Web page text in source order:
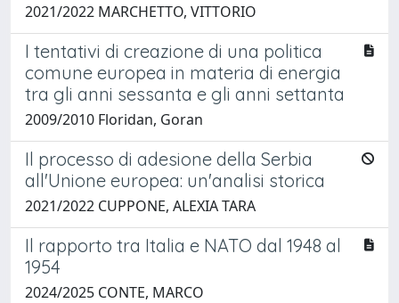
2021/2022 MARCHETTO, VITTORIO
I tentativi di creazione di una politica
comune europea in materia di energia
tra gli anni sessanta e gli anni settanta
2009/2010 Floridan, Goran
Il processo di adesione della Serbia
all'Unione europea: un'analisi storica
2021/2022 CUPPONE, ALEXIA TARA
Il rapporto tra Italia e NATO dal 1948 al
1954
2024/2025 CONTE, MARCO